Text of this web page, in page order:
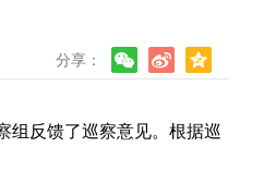
分享：
组反馈了巡察意见。根据巡